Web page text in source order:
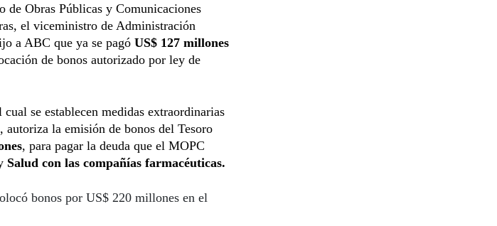
de Obras Públicas y Comunicaciones
el viceministro de Administración
a ABC que ya se pagó US$ 127 millones
de bonos autorizado por ley de
se establecen medidas extraordinarias
autoriza la emisión de bonos del Tesoro
, para pagar la deuda que el MOPC
Salud con las compañías farmacéuticas.
bonos por US$ 220 millones en el